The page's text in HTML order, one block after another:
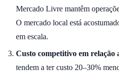
Mercado Livre mantêm
O mercado local está
em escala.
Custo competitivo em relação
tendem a ter custo 20–30%